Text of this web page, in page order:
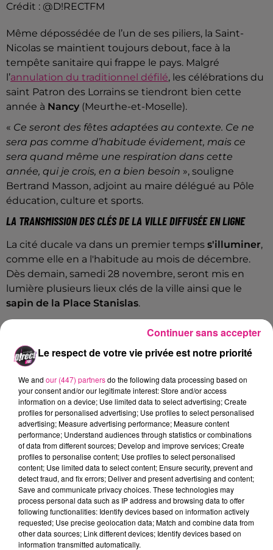
Crédit : @D!RECTFM
Même dépossédée de l’un de ses piliers, la Saint-
Nicolas se maintient toujours debout, face à la
tempête sanitaire qui frappe le pays. Malgré
l’annulation du traditionnel défilé, les célébrations du
saint Patron des Lorrains se tiendront bien cette
année à Nancy (Meurthe-et-Moselle).
« Ce seront des fêtes adaptées au contexte. Ce ne
sera pas comme d’habitude évidement, mais ce
sera quand même une respiration dans cette
année, qui je crois, en a bien besoin », souligne
Bertrand Masson, adjoint au maire délégué au Pôle
éducation, culture et sports.
LA TRANSMISSION DES CLÉS DE LA VILLE DIFFUSÉE EN LIGNE
La cité ducale va dans un premier temps s'illuminer,
comme elle en a l'habitude au mois de décembre.
Dès demain, samedi 28 novembre, seront mis en
lumière plusieurs lieux clés de la ville ainsi que le
sapin de la Place Stanislas.
Le second temps fort interviendra de façon virtuelle,
entre les 2 et 5 décembre prochains. Chaque jour, à
18h, Saint-Nicolas, qualifié de "rock star qui déchaîne
les passions et les foules
Souverain, conseiller délégué aux grands
événements, sera mis en scène sur les réseaux
sociaux. Avec en point d'orgue, la soirée du samedi 5
décembre, durant laquelle lesaint Patron de la
Lorraine recevra les clés de la ville des mains du
maire Mathieu Klein. Ce sera à 18h, sur le site
internet et la page facebook des fêtes de la Saint-
Nicolas.
DES DÉAMBULATIONS ET DES SPECTACLES, MAIS DE COURTE
DURÉE
Toujours la semaine prochaine, mais en journée cette
Le respect de votre vie privée est notre priorité
We and our (447) partnersdo the following data processing based on
your consent and/or our legitimate interest: Store and/or access
information on a device; Use limited data to select advertising; Create
profiles for personalised advertising; Use profiles to select personalised
advertising; Measure advertising performance; Measure content
performance; Understand audiences through statistics or combinations
of data from different sources; Develop and improve services; Create
profiles to personalise content; Use profiles to select personalised
content; Use limited data to select content; Ensure security, prevent and
detect fraud, and fix errors; Deliver and present advertising and content;
Save and communicate privacy choices. These technologies may
process personal data such as IP address and browsing data to offer
following functionalities: Identify devices based on information actively
requested; Use precise geolocation data; Match and combine data from
other data sources; Link different devices; Identify devices based on
information transmitted automatically.
Continuer sans accepter